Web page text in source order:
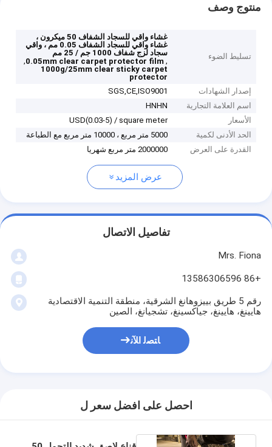
منتوج وصف
تسليط الضوء
غشاء واقي للسجاد الشفاف 50 ميكرون ،
غشاء واقي للسجاد الشفاف 0.05 مم ، واقي
سجاد لزج شفاف 1000 جم / 25 مم
,
0.05mm clear carpet protector film
,
1000g/25mm clear sticky carpet
protector
إصدار الشهادات
SGS,CE,ISO9001
اسم العلامة التجارية
HNHN
الأسعار
USD(0.03-5) / square meter
الحد الأدنى لكمية
5000 متر مربع ، 10000 متر مربع مع الطباعة
القدرة على العرض
2000000 متر مربع شهريا
عرض المزيد
تفاصيل الاتصال
Mrs. Fiona
+86 13586306596
رقم 5 طريق بييزوهانغ الشرقية، منطقة التنمية الاقتصادية
هايينغ، هايينغ، جياكسينغ، تشجيانغ، الصين
ﺎﺘﺼﻟ ﺍﻶﻧ
احصل على افضل سعر ل